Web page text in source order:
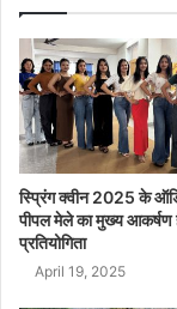
स्प्रिंग क्वीन 2025 के
पीपल मेले का मुख्य आकर्षण
प्रतियोगिता
April 19, 2025